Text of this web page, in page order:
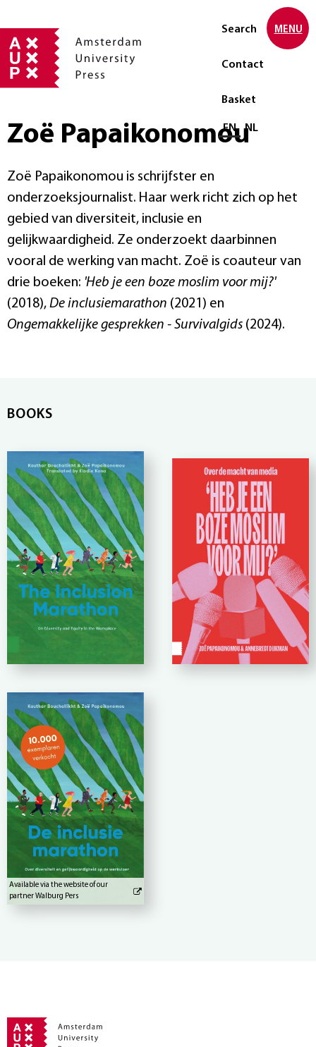
Search
Contact
Basket
Select language
EN NL
MENU
Zoë Papaikonomou
Zoë Papaikonomou is schrijfster en
onderzoeksjournalist. Haar werk richt zich op het
gebied van diversiteit, inclusie en
gelijkwaardigheid. Ze onderzoekt daarbinnen
vooral de werking van macht. Zoë is coauteur van
drie boeken: 'Heb je een boze moslim voor mij?'
(2018), De inclusiemarathon (2021) en
Ongemakkelijke gesprekken - Survivalgids (2024).
BOOKS
Available via the website of our
partner Walburg Pers